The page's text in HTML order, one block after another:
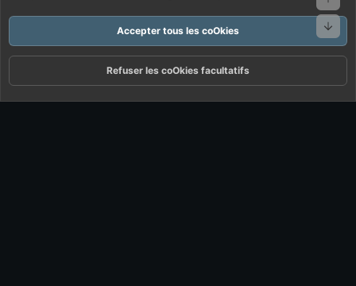
Accepter tous les coOkies
Refuser les coOkies facultatifs